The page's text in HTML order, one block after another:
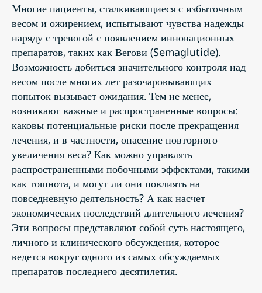
Многие пациенты, сталкивающиеся с избыточным
весом и ожирением, испытывают чувства надежды
наряду с тревогой с появлением инновационных
препаратов, таких как Вегови (Semaglutide).
Возможность добиться значительного контроля над
весом после многих лет разочаровывающих
попыток вызывает ожидания. Тем не менее,
возникают важные и распространенные вопросы:
каковы потенциальные риски после прекращения
лечения, и в частности, опасение повторного
увеличения веса? Как можно управлять
распространенными побочными эффектами, такими
как тошнота, и могут ли они повлиять на
повседневную деятельность? А как насчет
экономических последствий длительного лечения?
Эти вопросы представляют собой суть настоящего,
личного и клинического обсуждения, которое
ведется вокруг одного из самых обсуждаемых
препаратов последнего десятилетия.